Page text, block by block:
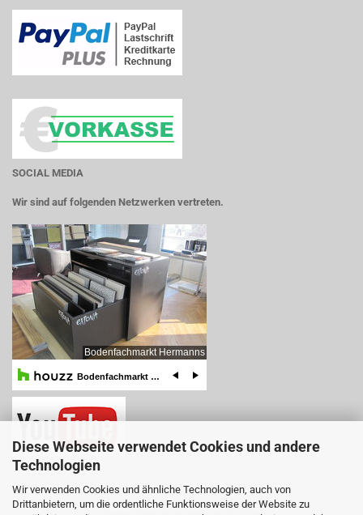
Diese Webseite verwendet Cookies und andere
Technologien
Wir verwenden Cookies und ähnliche Technologien, auch von
Drittanbietern, um die ordentliche Funktionsweise der Website zu
SOCIAL MEDIA
Wir sind auf folgenden Netzwerken vertreten.